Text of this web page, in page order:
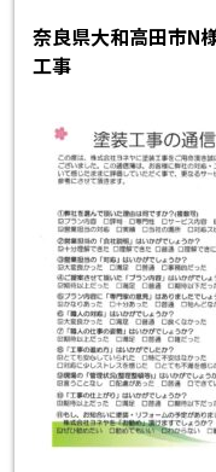
奈良県大和高田市N
工事